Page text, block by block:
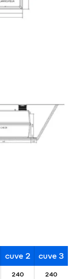
cuve 2 cuve 3
240 240